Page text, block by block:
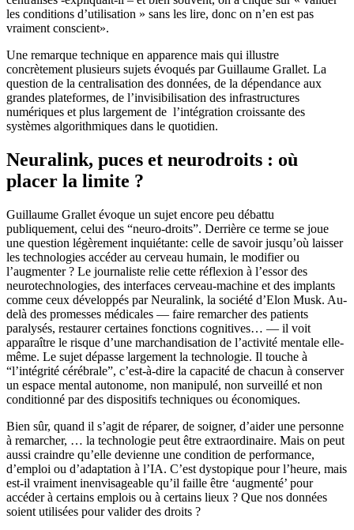
les conditions d’utilisation » sans les lire, donc on n’en est pas
vraiment conscient».
Une remarque technique en apparence mais qui illustre
concrètement plusieurs sujets évoqués par Guillaume Grallet. La
question de la centralisation des données, de la dépendance aux
grandes plateformes, de l’invisibilisation des infrastructures
numériques et plus largement de l’intégration croissante des
systèmes algorithmiques dans le quotidien.
Neuralink, puces et neurodroits : où
placer la limite ?
Guillaume Grallet évoque un sujet encore peu débattu
publiquement, celui des “neuro-droits”. Derrière ce terme se joue
une question légèrement inquiétante: celle de savoir jusqu’où laisser
les technologies accéder au cerveau humain, le modifier ou
l’augmenter ? Le journaliste relie cette réflexion à l’essor des
neurotechnologies, des interfaces cerveau-machine et des implants
comme ceux développés par Neuralink, la société d’Elon Musk. Au-
delà des promesses médicales — faire remarcher des patients
paralysés, restaurer certaines fonctions cognitives… — il voit
apparaître le risque d’une marchandisation de l’activité mentale elle-
même. Le sujet dépasse largement la technologie. Il touche à
“l’intégrité cérébrale”, c’est-à-dire la capacité de chacun à conserver
un espace mental autonome, non manipulé, non surveillé et non
conditionné par des dispositifs techniques ou économiques.
Bien sûr, quand il s’agit de réparer, de soigner, d’aider une personne
à remarcher, … la technologie peut être extraordinaire. Mais on peut
aussi craindre qu’elle devienne une condition de performance,
d’emploi ou d’adaptation à l’IA. C’est dystopique pour l’heure, mais
est-il vraiment inenvisageable qu’il faille être ‘augmenté’ pour
accéder à certains emplois ou à certains lieux ? Que nos données
soient utilisées pour valider des droits ?